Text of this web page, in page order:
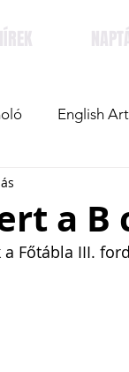
English
a B
Főtábla III.